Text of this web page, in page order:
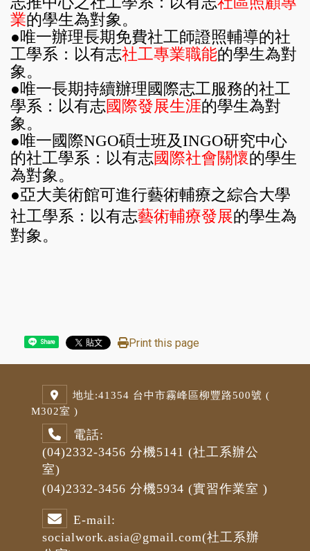
業的學生為對象。
●唯一辦理長期免費社工師證照輔導的社
工學系 ： 以有志社工專業職能的學生為對
象。
●唯一長期持續辦理國際志工服務的社工
學系 ： 以有志國際發展生涯的學生為對
象。
●唯一國際NGO碩士班及INGO研究中心
的社工學系 ： 以有志國際社會關懷的學生
為對象。
●亞大美術館可進行藝術輔療之綜合大學
社工學系： 以有志藝術輔療發展的學生為
對象。
Share Print this page
地址:41354 台中市霧峰區柳豐路500號 (
M302室 )
電話:
(04)2332-3456 分機5141 (社工系辦公
室)
(04)2332-3456 分機5934 (實習作業室 )
E-mail:
socialwork.asia@gmail.com(社工系辦